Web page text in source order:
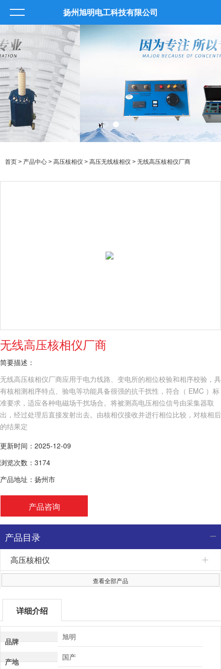
扬州旭明电工科技有限公司
首页 > 产品中心 > 高压核相仪 > 高压无线核相仪 > 无线高压核相仪厂商
无线高压核相仪厂商
简要描述：
无线高压核相仪厂商应用于电力线路、变电所的相位校验和相序校验，具
有核相测相序特点、验电等功能具备很强的抗干扰性，符合（ EMC ）标
准要求，适应各种电磁场干扰场合。将被测高电压相位信号由采集器取
出，经过处理后直接发射出去。由核相仪接收并进行相位比较，对核相后
的结果定
更新时间：2025-12-09
浏览次数：3174
产品地址：扬州市
产品咨询
产品目录
高压核相仪
查看全部产品
详细介绍
品牌 旭明
产地 国产